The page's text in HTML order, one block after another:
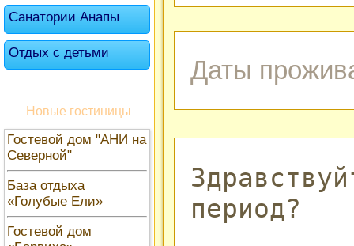
Санатории Анапы
Отдых с детьми
Новые гостиницы
Гостевой дом "АНИ на
Северной"
База отдыха
«Голубые Ели»
Гостевой дом